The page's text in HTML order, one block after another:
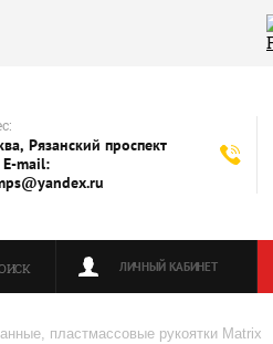
Рязанский проспект
mail:
ЛИЧНЫЙ КАБИНЕТ
пластмассовые рукоятки Matrix